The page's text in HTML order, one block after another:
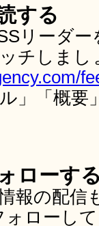
する
リーダ
チしま
」「概要
ローす
報の配
ォローし